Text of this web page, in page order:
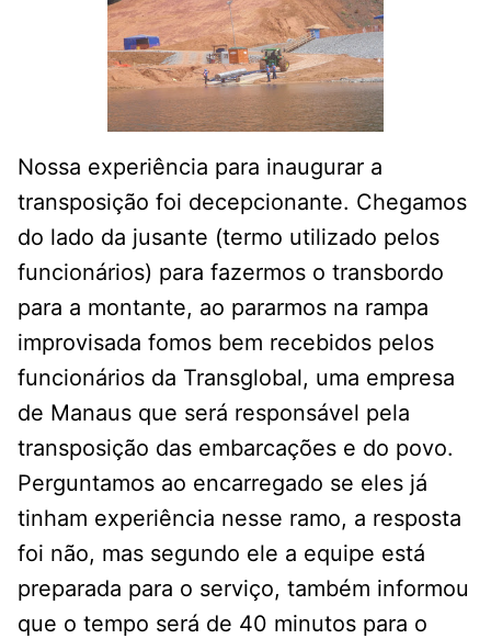
Nossa experiência para inaugurar a
transposição foi decepcionante. Chegamos
do lado da jusante (termo utilizado pelos
funcionários) para fazermos o transbordo
para a montante, ao pararmos na rampa
improvisada fomos bem recebidos pelos
funcionários da Transglobal, uma empresa
de Manaus que será responsável pela
transposição das embarcações e do povo.
Perguntamos ao encarregado se eles já
tinham experiência nesse ramo, a resposta
foi não, mas segundo ele a equipe está
preparada para o serviço, também informou
que o tempo será de 40 minutos para o